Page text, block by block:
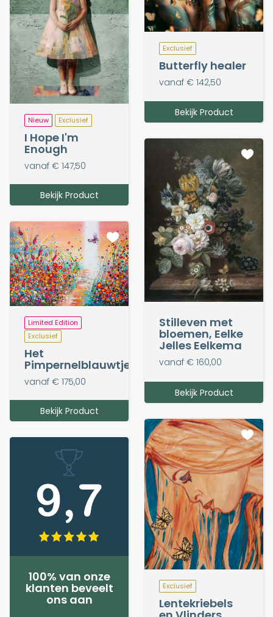
Exclusief
Butterfly healer
vanaf € 142,50
Bekijk Product
Nieuw Exclusief
I Hope I'm
Enough
vanaf € 147,50
Bekijk Product
Stilleven met
bloemen, Eelke
Jelles Eelkema
vanaf € 160,00
Bekijk Product
Limited Edition
Exclusief
Het
Pimpernelblauwtje
vanaf € 175,00
Bekijk Product
Exclusief
Lentekriebels
100% van onze
klanten beveelt
ons aan